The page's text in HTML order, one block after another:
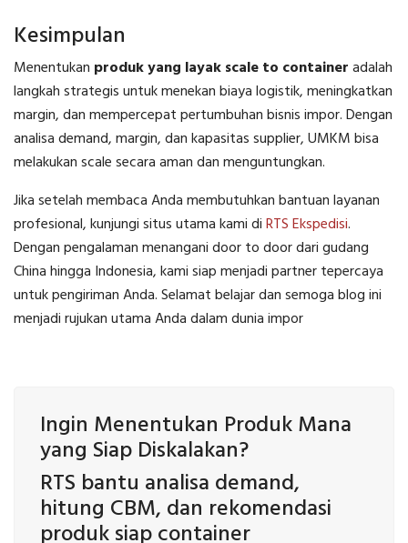
Kesimpulan
Menentukan produk yang layak scale to containeradalah
langkah strategis untuk menekan biaya logistik, meningkatkan
margin, dan mempercepat pertumbuhan bisnis impor. Dengan
analisa demand, margin, dan kapasitas supplier, UMKM bisa
melakukan scale secara aman dan menguntungkan.
Jika setelah membaca Anda membutuhkan bantuan layanan
profesional, kunjungi situs utama kami diRTS Ekspedisi.
Dengan pengalaman menangani door to door dari gudang
China hingga Indonesia, kami siap menjadi partner tepercaya
untuk pengiriman Anda. Selamat belajar dan semoga blog ini
menjadi rujukan utama Anda dalam dunia impor
Ingin Menentukan Produk Mana
yang Siap Diskalakan?
RTS bantu analisa demand,
hitung CBM, dan rekomendasi
produk siap container